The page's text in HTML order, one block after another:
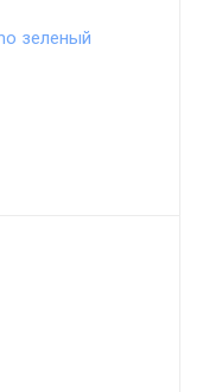
зеленый